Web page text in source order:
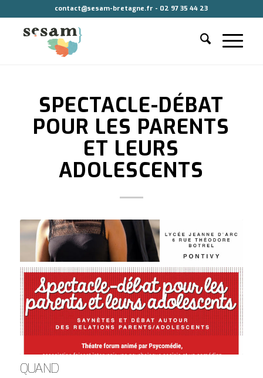
contact@sesam-bretagne.fr - 02 97 35 44 23
SPECTACLE-DÉBAT
POUR LES PARENTS
ET LEURS
ADOLESCENTS
QUAND